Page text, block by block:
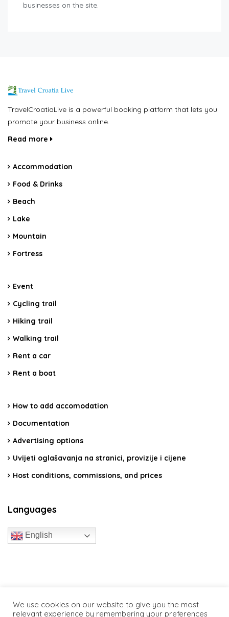
businesses on the site.
TravelCroatiaLive is a powerful booking platform that lets you
promote your business online.
Read more
Accommodation
Food & Drinks
Beach
Lake
Mountain
Fortress
Event
Cycling trail
Hiking trail
Walking trail
Rent a car
Rent a boat
How to add accomodation
Documentation
Advertising options
Uvijeti oglašavanja na stranici, provizije i cijene
Host conditions, commissions, and prices
Languages
English
We use cookies on our website to give you the most
relevant experience by remembering your preferences